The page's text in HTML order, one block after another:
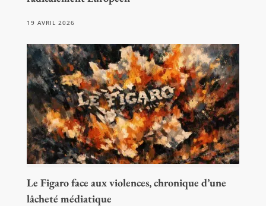
19 AVRIL 2026
Le Figaro face aux violences, chronique d’une
lâcheté médiatique